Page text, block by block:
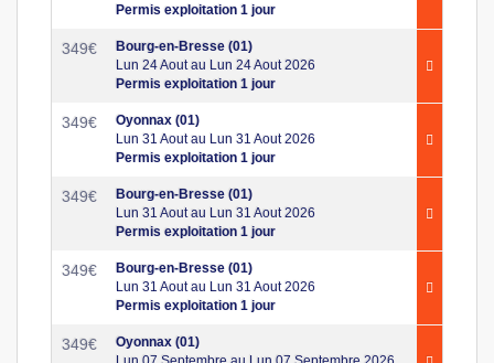
Permis exploitation 1 jour
349€
Bourg-en-Bresse (01)
Lun 24 Aout au Lun 24 Aout 2026
Permis exploitation 1 jour
349€
Oyonnax (01)
Lun 31 Aout au Lun 31 Aout 2026
Permis exploitation 1 jour
349€
Bourg-en-Bresse (01)
Lun 31 Aout au Lun 31 Aout 2026
Permis exploitation 1 jour
349€
Bourg-en-Bresse (01)
Lun 31 Aout au Lun 31 Aout 2026
Permis exploitation 1 jour
349€
Oyonnax (01)